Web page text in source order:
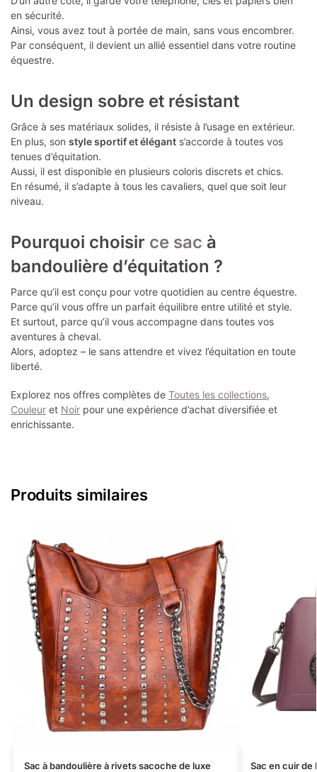
en sécurité.
Ainsi, vous avez tout à portée de main, sans vous encombrer.
Par conséquent, il devient un allié essentiel dans votre routine
équestre.
Un design sobre et résistant
Grâce à ses matériaux solides, il résiste à l’usage en extérieur.
En plus, son style sportif et élégant s’accorde à toutes vos
tenues d’équitation.
Aussi, il est disponible en plusieurs coloris discrets et chics.
En résumé, il s’adapte à tous les cavaliers, quel que soit leur
niveau.
Pourquoi choisir ce sac à
bandoulière d’équitation ?
Parce qu’il est conçu pour votre quotidien au centre équestre.
Parce qu’il vous offre un parfait équilibre entre utilité et style.
Et surtout, parce qu’il vous accompagne dans toutes vos
aventures à cheval.
Alors, adoptez – le sans attendre et vivez l’équitation en toute
liberté.
Explorez nos offres complètes de Toutes les collections,
Couleur et Noir pour une expérience d’achat diversifiée et
enrichissante.
Produits similaires
Sac à bandoulière à rivets sacoche de luxe Sac en cuir de